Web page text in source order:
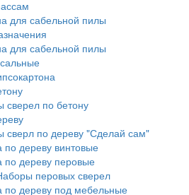
для сабельной пилы
для сабельной пилы
сверел по бетону
сверл по дереву "Сделай сам"
по дереву винтовые
по дереву перовые
перовых сверел
по дереву под мебельные